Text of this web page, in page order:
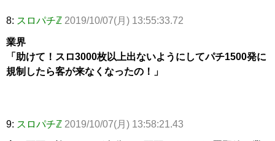
8: スロパチℤ 2019/10/07(月) 13:55:33.72
業界
「助けて！スロ3000枚以上出ないようにしてパチ1500発に
規制したら客が来なくなったの！」
9: スロパチℤ 2019/10/07(月) 13:58:21.43